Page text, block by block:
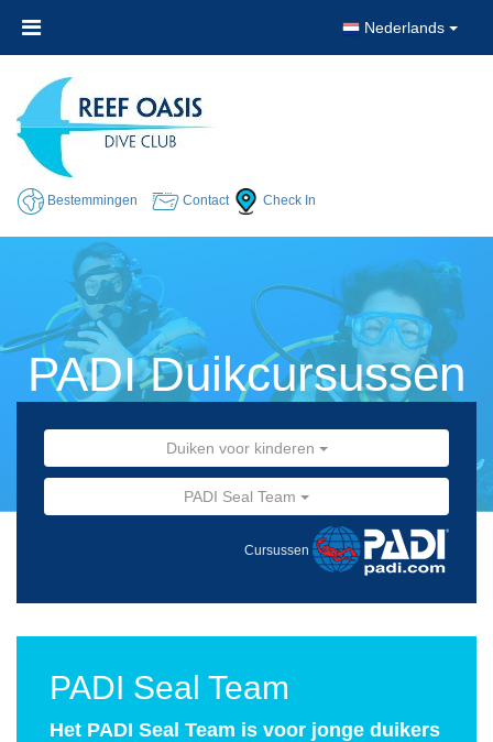
Nederlands
Bestemmingen Contact Check In
PADI Duikcursussen
Duiken voor kinderen
PADI Seal Team
Cursussen
PADI Seal Team
Het PADI Seal Team is voor jonge duikers